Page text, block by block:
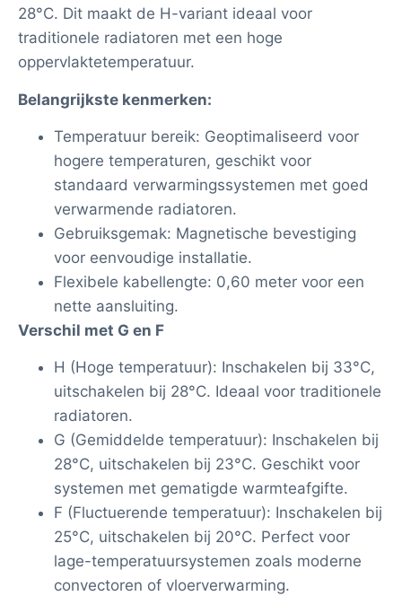
28°C. Dit maakt de H-variant ideaal voor
traditionele radiatoren met een hoge
oppervlaktetemperatuur.
Belangrijkste kenmerken:
Temperatuur bereik: Geoptimaliseerd voor
hogere temperaturen, geschikt voor
standaard verwarmingssystemen met goed
verwarmende radiatoren.
Gebruiksgemak: Magnetische bevestiging
voor eenvoudige installatie.
Flexibele kabellengte: 0,60 meter voor een
nette aansluiting.
Verschil met G en F
H (Hoge temperatuur): Inschakelen bij 33°C,
uitschakelen bij 28°C. Ideaal voor traditionele
radiatoren.
G (Gemiddelde temperatuur): Inschakelen bij
28°C, uitschakelen bij 23°C. Geschikt voor
systemen met gematigde warmteafgifte.
F (Fluctuerende temperatuur): Inschakelen bij
25°C, uitschakelen bij 20°C. Perfect voor
lage-temperatuursystemen zoals moderne
convectoren of vloerverwarming.